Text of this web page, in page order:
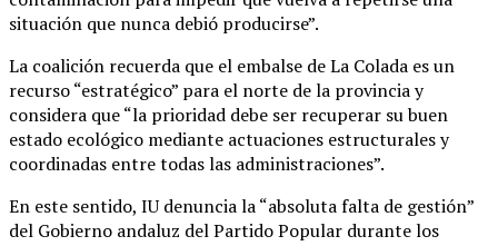
situación que nunca debió producirse”.
La coalición recuerda que el embalse de La Colada es un
recurso “estratégico” para el norte de la provincia y
considera que “la prioridad debe ser recuperar su buen
estado ecológico mediante actuaciones estructurales y
coordinadas entre todas las administraciones”.
En este sentido, IU denuncia la “absoluta falta de gestión”
del Gobierno andaluz del Partido Popular durante los